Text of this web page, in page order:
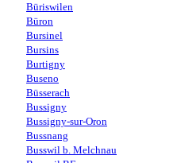
Büriswilen
Büron
Bursinel
Bursins
Burtigny
Buseno
Büsserach
Bussigny
Bussigny-sur-Oron
Bussnang
Busswil b. Melchnau